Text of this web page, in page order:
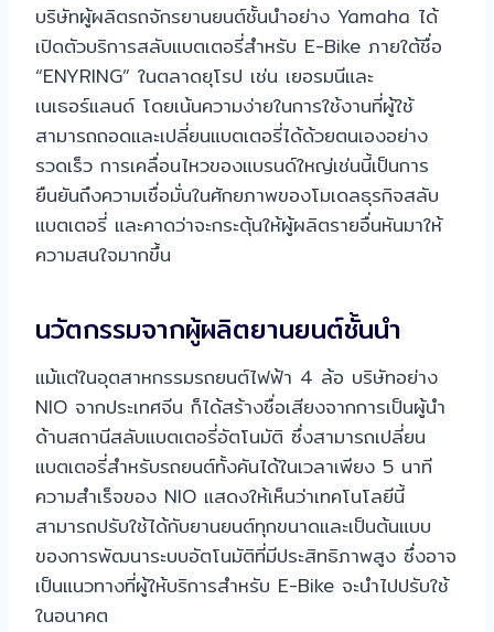
บริษัทผู้ผลิตรถจักรยานยนต์ชั้นนำอย่าง Yamaha ได้
เปิดตัวบริการสลับแบตเตอรี่สำหรับ E-Bike ภายใต้ชื่อ
“ENYRING” ในตลาดยุโรป เช่น เยอรมนีและ
เนเธอร์แลนด์ โดยเน้นความง่ายในการใช้งานที่ผู้ใช้
สามารถถอดและเปลี่ยนแบตเตอรี่ได้ด้วยตนเองอย่าง
รวดเร็ว การเคลื่อนไหวของแบรนด์ใหญ่เช่นนี้เป็นการ
ยืนยันถึงความเชื่อมั่นในศักยภาพของโมเดลธุรกิจสลับ
แบตเตอรี่ และคาดว่าจะกระตุ้นให้ผู้ผลิตรายอื่นหันมาให้
ความสนใจมากขึ้น
นวัตกรรมจากผู้ผลิตยานยนต์ชั้นนำ
แม้แต่ในอุตสาหกรรมรถยนต์ไฟฟ้า 4 ล้อ บริษัทอย่าง
NIO จากประเทศจีน ก็ได้สร้างชื่อเสียงจากการเป็นผู้นำ
ด้านสถานีสลับแบตเตอรี่อัตโนมัติ ซึ่งสามารถเปลี่ยน
แบตเตอรี่สำหรับรถยนต์ทั้งคันได้ในเวลาเพียง 5 นาที
ความสำเร็จของ NIO แสดงให้เห็นว่าเทคโนโลยีนี้
สามารถปรับใช้ได้กับยานยนต์ทุกขนาดและเป็นต้นแบบ
ของการพัฒนาระบบอัตโนมัติที่มีประสิทธิภาพสูง ซึ่งอาจ
เป็นแนวทางที่ผู้ให้บริการสำหรับ E-Bike จะนำไปปรับใช้
ในอนาคต